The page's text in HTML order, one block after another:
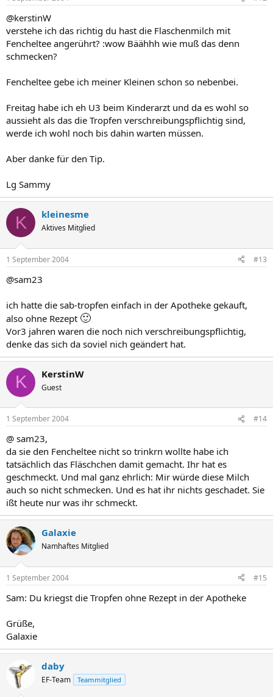
@kerstinW
verstehe ich das richtig du hast die Flaschenmilch mit
Fencheltee angerührt? :wow Bäähhh wie muß das denn
schmecken?
Fencheltee gebe ich meiner Kleinen schon so nebenbei.
Freitag habe ich eh U3 beim Kinderarzt und da es wohl so
aussieht als das die Tropfen verschreibungspflichtig sind,
werde ich wohl noch bis dahin warten müssen.
Aber danke für den Tip.
Lg Sammy
K kleinesme
Aktives Mitglied
1 September 2004 #13
@sam23
ich hatte die sab-tropfen einfach in der Apotheke gekauft,
also ohne Rezept 🙂
Vor3 jahren waren die noch nich verschreibungspflichtig,
denke das sich da soviel nich geändert hat.
K KerstinW
Guest
1 September 2004 #14
@ sam23,
da sie den Fencheltee nicht so trinkrn wollte habe ich
tatsächlich das Fläschchen damit gemacht. Ihr hat es
geschmeckt. Und mal ganz ehrlich: Mir würde diese Milch
auch so nicht schmecken. Und es hat ihr nichts geschadet. Sie
ißt heute nur was ihr schmeckt.
Galaxie
Namhaftes Mitglied
1 September 2004 #15
Sam: Du kriegst die Tropfen ohne Rezept in der Apotheke
Grüße,
Galaxie
daby
EF-Team Teammitglied